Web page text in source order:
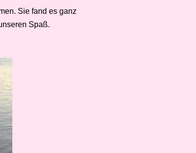
Sie fand es ganz
Spaß.